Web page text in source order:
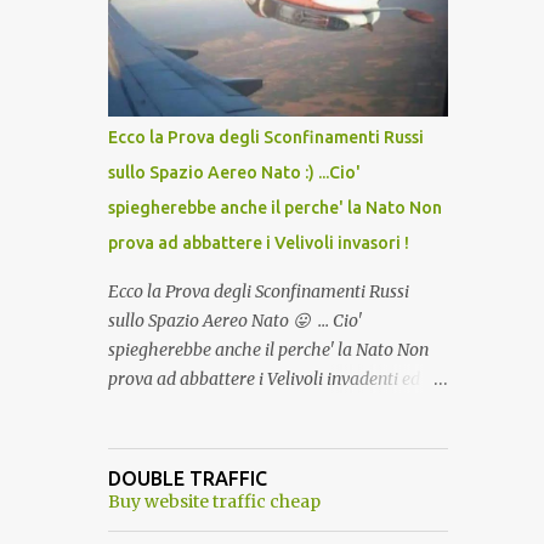
lo scopo della temperatura? Qualcuno a suo
tempo ribattezzo' il Vaccino come: l' Amaro
del Capo, era "spettacolare Ghiacciato, ma
andava bene anche, a Temperatura
Ambiente"! Riproponiamo l'articolo per NON
Ecco la Prova degli Sconfinamenti Russi
sullo Spazio Aereo Nato :) ...Cio'
spiegherebbe anche il perche' la Nato Non
prova ad abbattere i Velivoli invasori !
Ecco la Prova degli Sconfinamenti Russi
sullo Spazio Aereo Nato 😛 ... Cio'
spiegherebbe anche il perche' la Nato Non
prova ad abbattere i Velivoli invadenti ed
alcuna notizia di un'invasione dello spazio
aereo NATO da parte di un robot chiamato
DOUBLE TRAFFIC
Buy website traffic cheap